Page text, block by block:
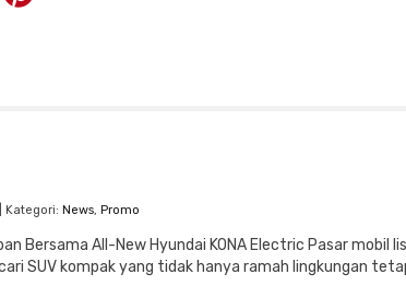
Kategori: News, Promo
Bersama All-New Hyundai KONA Electric Pasar
SUV kompak yang tidak hanya ramah lingkungan